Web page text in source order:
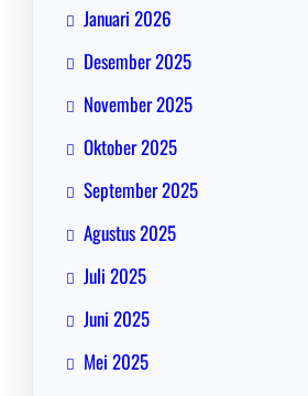
Januari 2026
Desember 2025
November 2025
Oktober 2025
September 2025
Agustus 2025
Juli 2025
Juni 2025
Mei 2025